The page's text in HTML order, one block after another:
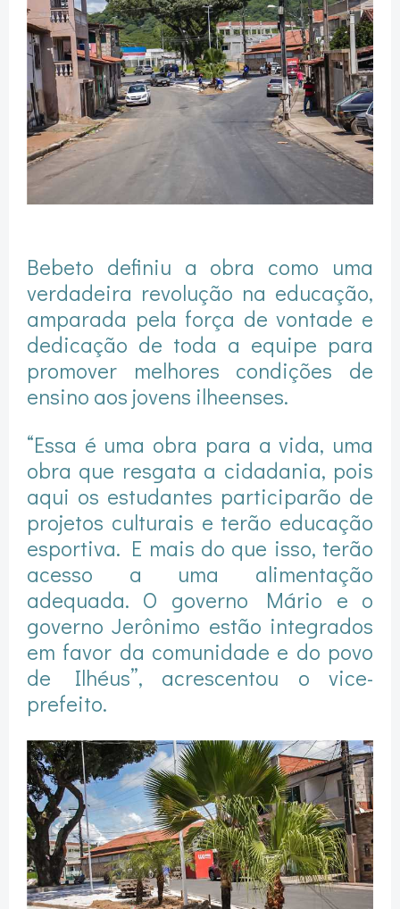
Bebeto definiu a obra como uma
verdadeira revolução na educação,
amparada pela força de vontade e
dedicação de toda a equipe para
promover melhores condições de
ensino aos jovens ilheenses.
“Essa é uma obra para a vida, uma
obra que resgata a cidadania, pois
aqui os estudantes participarão de
projetos culturais e terão educação
esportiva. E mais do que isso, terão
acesso a uma alimentação
adequada. O governo Mário e o
governo Jerônimo estão integrados
em favor da comunidade e do povo
de Ilhéus”, acrescentou o vice-
prefeito.